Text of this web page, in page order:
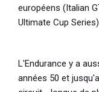
européens (Italian
Ultimate Cup
L'Endurance y a
années 50 et